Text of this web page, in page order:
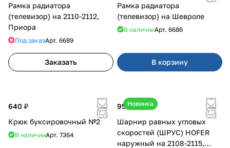
Рамка радиатора
(телевизор) на 2110-2112,
Приора
Под заказАрт. 6689
Заказать
Рамка радиатора
(телевизор) на Шевроле
В наличииАрт. 6686
В корзину
640 ₽
Крюк буксировочный №2
В наличииАрт. 7364
Новинка
950 ₽
Шарнир равных угловых
скоростей (ШРУС) HOFER
наружный на 2108-2115,